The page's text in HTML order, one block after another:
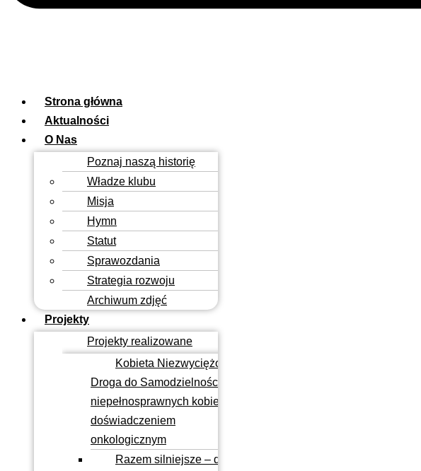
Strona główna
Aktualności
O Nas
Poznaj naszą historię
Władze klubu
Misja
Hymn
Statut
Sprawozdania
Strategia rozwoju
Archiwum zdjęć
Projekty
Projekty realizowane
Kobieta Niezwyciężona –
Droga do Samodzielności
niepełnosprawnych kobiet z
doświadczeniem
onkologicznym
Razem silniejsze – dla